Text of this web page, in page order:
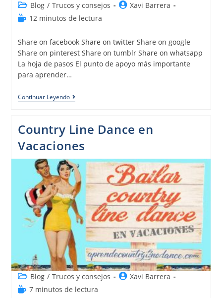
Blog / Trucos y consejos
Xavi Barrera
12 minutos de lectura
Share on facebook Share on twitter Share on google
Share on pinterest Share on tumblr Share on whatsapp
La hoja de pasos El punto de apoyo más importante
para aprender…
Continuar Leyendo
Country Line Dance en
Vacaciones
Blog / Trucos y consejos
Xavi Barrera
7 minutos de lectura